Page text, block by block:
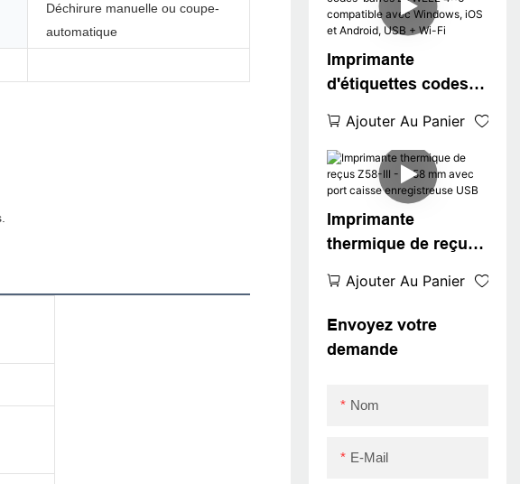
Imprimante
d'étiquettes codes-
compatible avec
Windows, iOS et
Android, USB + Wi-
Ajouter Au Panier
Imprimante
thermique de reçus
avec port caisse
enregistreuse USB
Ajouter Au Panier
Envoyez votre
demande
Nom
E-Mail
Déchirure manuelle ou coupe-
automatique